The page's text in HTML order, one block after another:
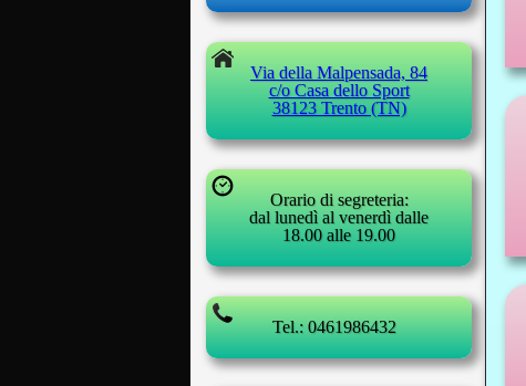
Via della Malpensada, 84
c/o Casa dello Sport
38123 Trento (TN)
Orario di segreteria:
dal lunedì al venerdì dalle
18.00 alle 19.00
Tel.: 0461986432